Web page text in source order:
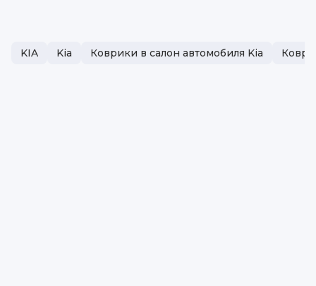
KIA Kia Коврики в салон автомобиля Kia